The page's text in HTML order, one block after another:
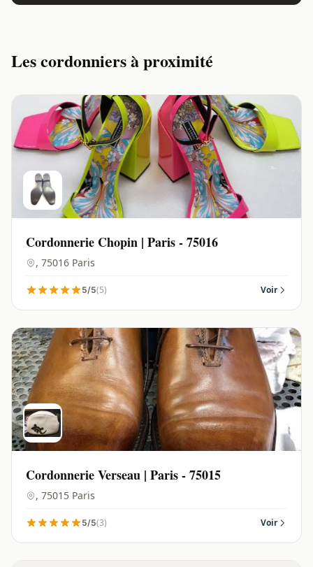
Les cordonniers à proximité
Cordonnerie Chopin | Paris - 75016
, 75016 Paris
5/5(5) Voir
Cordonnerie Verseau | Paris - 75015
, 75015 Paris
5/5(3) Voir